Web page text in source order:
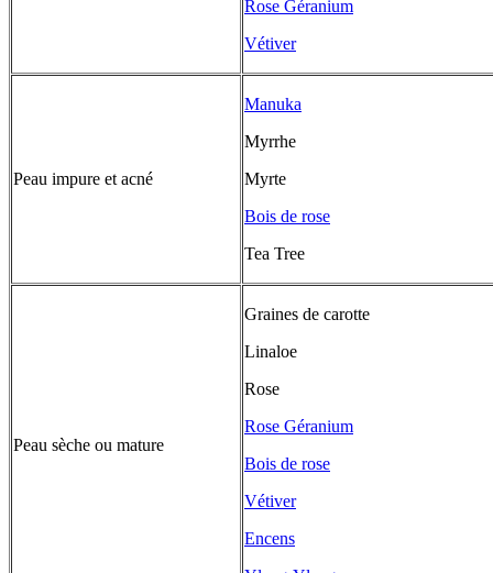
Rose Géranium
Vétiver
Peau impure et acné
Manuka
Myrrhe
Myrte
Bois de rose
Tea Tree
Peau sèche ou mature
Graines de carotte
Linaloe
Rose
Rose Géranium
Bois de rose
Vétiver
Encens